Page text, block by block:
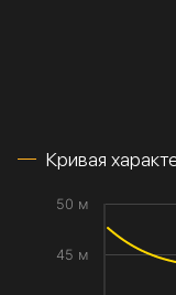
Кривая
45 м
50 м